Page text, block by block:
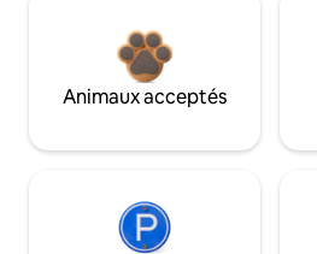
Animaux acceptés